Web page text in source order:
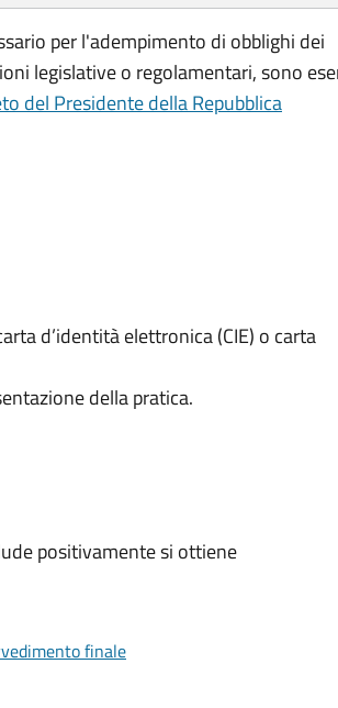
per l'adempimento di obblighi dei
legislative o regolamentari, sono
del Presidente della Repubblica
d’identità elettronica (CIE) o carta
della pratica.
positivamente si ottiene
finale